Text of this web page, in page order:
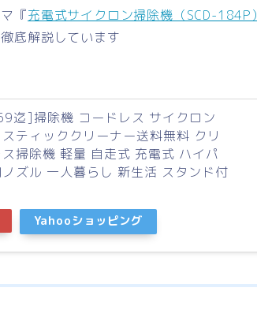
『充電式サイクロン掃除機（SCD-184P）
底解説しています
迄]掃除機 コードレス サイクロン
ティッククリーナー送料無料 クリ
掃除機 軽量 自走式 充電式 ハイパ
ズル 一人暮らし 新生活 スタンド付
Yahooショッピング